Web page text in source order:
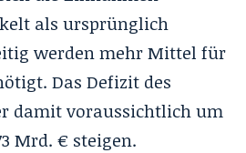
als ursprünglich
werden mehr Mittel für
Das Defizit des
damit voraussichtlich um
Mrd. € steigen.